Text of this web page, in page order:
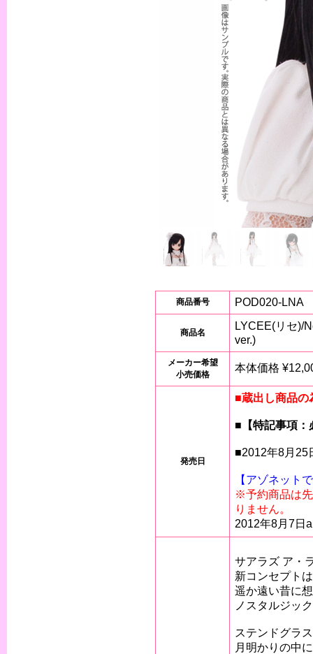
商品番号 POD020-LNA
商品名
LYCEE(リセ)/
ver.)
メーカー希望
小売価格
本体価格
発売日
■蔵出し商品の
■【特記事項：
■2012年8月25
【アゾネット
※予約商品は
りません。
2012年8月7日
サアラズ ア・
新コンセプト
遥か遠い昔に
ノスタルジッ
ステンドグラ
月明かりの中